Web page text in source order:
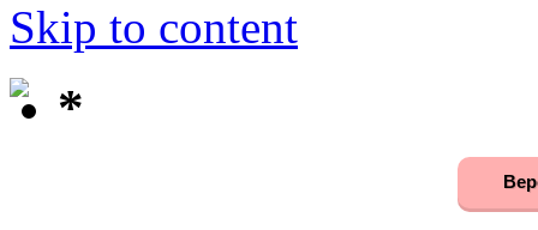
Skip to content
*